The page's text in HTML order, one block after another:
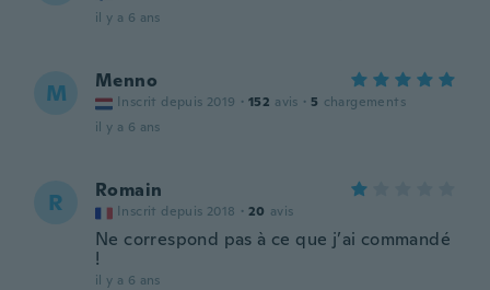
il y a 6 ans
M Menno
Inscrit depuis 2019 · 152 avis · 5 chargements
il y a 6 ans
R Romain
Inscrit depuis 2018 · 20 avis
Ne correspond pas à ce que j’ai commandé
!
il y a 6 ans